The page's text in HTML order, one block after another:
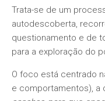
Trata-se de um
autodescoberta,
questionamento e de
para a exploração do
O foco está centrado
e comportamentos), a